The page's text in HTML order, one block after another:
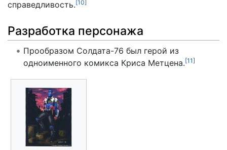
справедливость.[10]
Разработка персонажа
Прообразом Солдата-76 был герой из
одноименного комикса Криса Метцена.[11]